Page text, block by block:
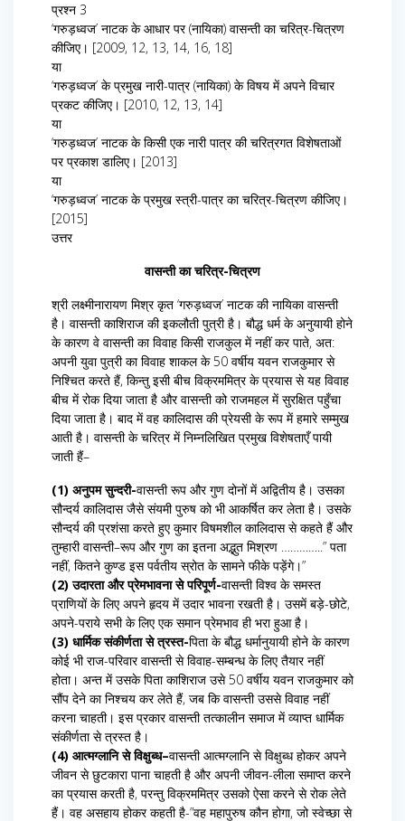
प्रश्न 3
‘गरुड़ध्वज’ नाटक के आधार पर (नायिका) वासन्ती का चरित्र-चित्रण
कीजिए। [2009, 12, 13, 14, 16, 18]
या
‘गरुड़ध्वज’ के प्रमुख नारी-पात्र (नायिका) के विषय में अपने विचार
प्रकट कीजिए। [2010, 12, 13, 14]
या
‘गरुड़ध्वज’ नाटक के किसी एक नारी पात्र की चरित्रगत विशेषताओं
पर प्रकाश डालिए। [2013]
या
‘गरुड़ध्वज’ नाटक के प्रमुख स्त्री-पात्र का चरित्र-चित्रण कीजिए।
[2015]
उत्तर
वासन्ती का चरित्र-चित्रण
श्री लक्ष्मीनारायण मिश्र कृत ‘गरुड़ध्वज’ नाटक की नायिका वासन्ती
है। वासन्ती काशिराज की इकलौती पुत्री है। बौद्ध धर्म के अनुयायी होने
के कारण वे वासन्ती का विवाह किसी राजकुल में नहीं कर पाते, अत:
अपनी युवा पुत्री का विवाह शाकल के 50 वर्षीय यवन राजकुमार से
निश्चित करते हैं, किन्तु इसी बीच विक्रममित्र के प्रयास से यह विवाह
बीच में रोक दिया जाता है और वासन्ती को राजमहल में सुरक्षित पहुँचा
दिया जाता है। बाद में वह कालिदास की प्रेयसी के रूप में हमारे सम्मुख
आती है। वासन्ती के चरित्र में निम्नलिखित प्रमुख विशेषताएँ पायी
जाती हैं–
(1) अनुपम सुन्दरी-वासन्ती रूप और गुण दोनों में अद्वितीय है। उसका
सौन्दर्य कालिदास जैसे संयमी पुरुष को भी आकर्षित कर लेता है। उसके
सौन्दर्य की प्रशंसा करते हुए कुमार विषमशील कालिदास से कहते हैं और
तुम्हारी वासन्ती–रूप और गुण का इतना अद्भुत मिश्रण …………..” पता
नहीं, कितने कुण्ड इस पर्वतीय स्रोत के सामने फीके पड़ेंगे।”
(2) उदारता और प्रेमभावना से परिपूर्ण-वासन्ती विश्व के समस्त
प्राणियों के लिए अपने हृदय में उदार भावना रखती है। उसमें बड़े-छोटे,
अपने-पराये सभी के लिए एक समान प्रेमभाव ही भरा हुआ है।
(3) धार्मिक संकीर्णता से त्रस्त-पिता के बौद्ध धर्मानुयायी होने के कारण
कोई भी राज-परिवार वासन्ती से विवाह-सम्बन्ध के लिए तैयार नहीं
होता। अन्त में उसके पिता काशिराज उसे 50 वर्षीय यवन राजकुमार को
सौंप देने का निश्चय कर लेते हैं, जब कि वासन्ती उससे विवाह नहीं
करना चाहती। इस प्रकार वासन्ती तत्कालीन समाज में व्याप्त धार्मिक
संकीर्णता से त्रस्त है।
(4) आत्मग्लानि से विक्षुब्ध–वासन्ती आत्मग्लानि से विक्षुब्ध होकर अपने
जीवन से छुटकारा पाना चाहती है और अपनी जीवन-लीला समाप्त करने
का प्रयास करती है, परन्तु विक्रममित्र उसको ऐसा करने से रोक लेते
हैं। वह असहाय होकर कहती है-”वह महापुरुष कौन होगा, जो स्वेच्छा से